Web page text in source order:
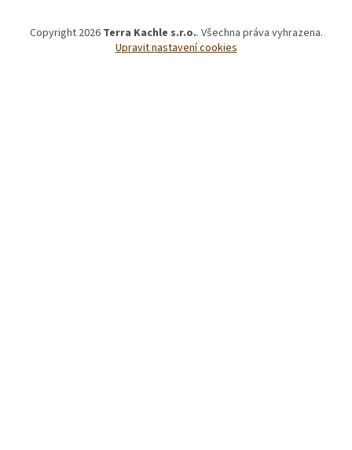
Copyright 2026 Terra Kachle s.r.o.. Všechna práva vyhrazena.
Upravit nastavení cookies